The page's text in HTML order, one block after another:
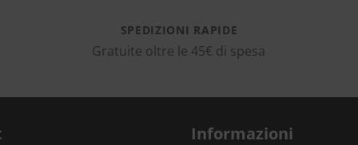
SPEDIZIONI RAPIDE
Gratuite oltre le 45€ di spesa
Informazioni